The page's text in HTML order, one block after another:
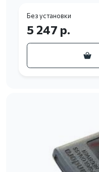
Без установки
5 247 р.